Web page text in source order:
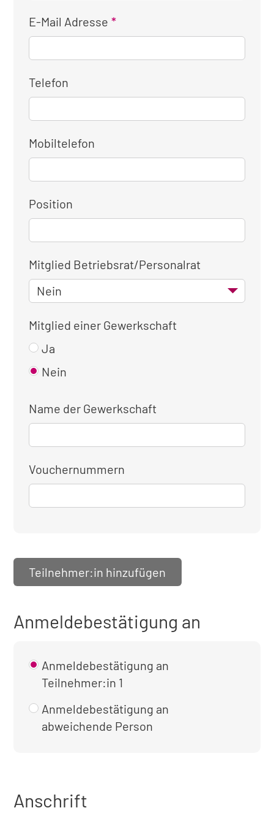
E-Mail Adresse
Telefon
Mobiltelefon
Position
Mitglied Betriebsrat/Personalrat
Mitglied einer Gewerkschaft
Ja
Nein
Name der Gewerkschaft
Vouchernummern
Teilnehmer:in hinzufügen
Anmeldebestätigung an
Anmeldebestätigung an
Teilnehmer:in 1
Anmeldebestätigung an
abweichende Person
Anschrift